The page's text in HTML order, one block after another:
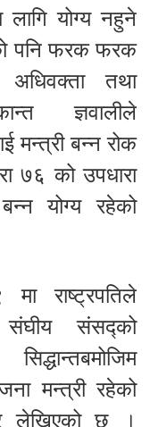
लागि योग्य नहुने
पनि फरक फरक
तथा
ज्ञवालीले
मन्त्री बन्न रोक
७६ को उपधारा
योग्य रहेको
राष्ट्रपतिले
संघीय संसद्को
मन्त्री रहेको
लेखिएको छ ।